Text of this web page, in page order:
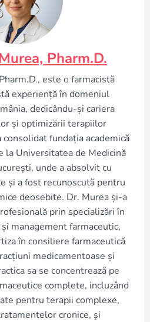
Pharm.D.
este o farmacistă
experiență în domeniul
dedicându-și cariera
și optimizării terapiilor
fundația academică
la Universitatea de Medicină
unde a absolvit cu
și a fost recunoscută pentru
deosebite. Dr. Murea și-a
prin specializări în
management farmaceutic,
în consiliere farmaceutică
medicamentoase și
sa se concentrează pe
complete, incluzând
pentru terapii complexe,
cronice, și